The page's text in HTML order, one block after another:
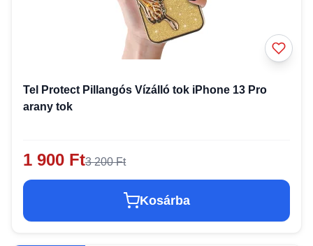
Tel Protect Pillangós Vízálló tok iPhone 13 Pro
arany tok
1 900 Ft3 200 Ft
Kosárba